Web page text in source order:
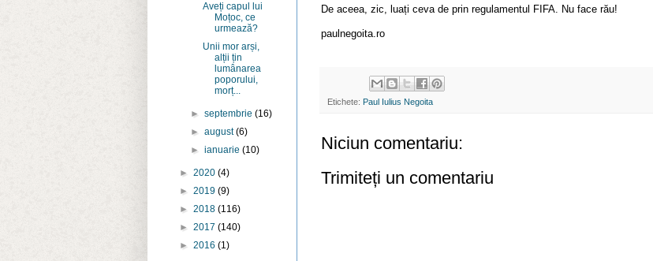
De aceea, zic, luați ceva de prin regulamentul FIFA. Nu face rău!
paulnegoita.ro
Etichete: Paul Iulius Negoita
Niciun comentariu:
Trimiteți un comentariu
Aveți capul lui
Moțoc, ce
urmează?
Unii mor arși,
alții țin
lumânarea
poporului,
morț...
►septembrie(16)
►august(6)
►ianuarie(10)
► 2020 (4)
► 2019 (9)
► 2018 (116)
► 2017 (140)
► 2016 (1)